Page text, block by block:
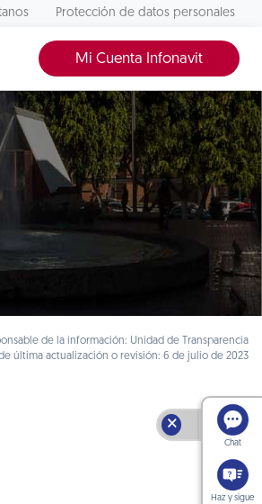
Protección de datos personales
Mi Cuenta Infonavit
de la información: Unidad de Transparencia
última actualización o revisión: 6 de julio de 2023
🗙
Chat
Haz y sigue